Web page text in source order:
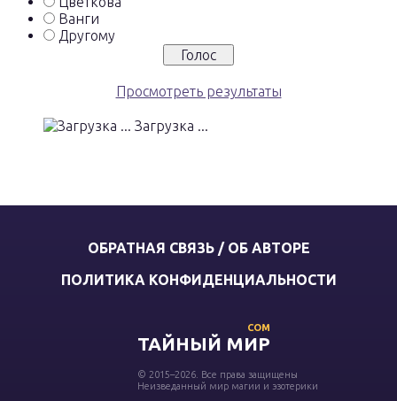
Ванги
Другому
Просмотреть результаты
Загрузка ...
ОБРАТНАЯ СВЯЗЬ / ОБ АВТОРЕ
ПОЛИТИКА КОНФИДЕНЦИАЛЬНОСТИ
ТАЙНЫЙ МИР
COM
© 2015–2026. Все права защищены
Неизведанный мир магии и эзотерики